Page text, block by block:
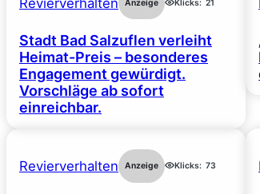
Anzeige Klicks: 21
Stadt Bad Salzuflen verleiht
Heimat-Preis – besonderes
Engagement gewürdigt.
Vorschläge ab sofort
einreichbar.
Revierverhalten Anzeige Klicks: 73